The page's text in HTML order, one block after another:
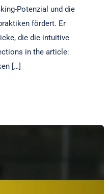
Potenzial und die
fördert. Er
die die intuitive
in the article:
[…]